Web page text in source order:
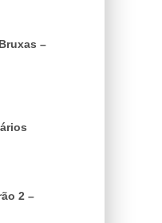
–
2 –